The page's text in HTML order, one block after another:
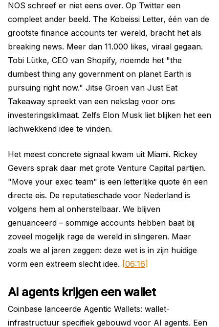
NOS schreef er niet eens over. Op Twitter een
compleet ander beeld. The Kobeissi Letter, één van de
grootste finance accounts ter wereld, bracht het als
breaking news. Meer dan 11.000 likes, viraal gegaan.
Tobi Lütke, CEO van Shopify, noemde het "the
dumbest thing any government on planet Earth is
pursuing right now." Jitse Groen van Just Eat
Takeaway spreekt van een nekslag voor ons
investeringsklimaat. Zelfs Elon Musk liet blijken het een
lachwekkend idee te vinden.
Het meest concrete signaal kwam uit Miami. Rickey
Gevers sprak daar met grote Venture Capital partijen.
"Move your exec team" is een letterlijke quote én een
directe eis. De reputatieschade voor Nederland is
volgens hem al onherstelbaar. We blijven
genuanceerd – sommige accounts hebben baat bij
zoveel mogelijk rage de wereld in slingeren. Maar
zoals we al jaren zeggen: deze wet is in zijn huidige
vorm een extreem slecht idee. [06:16]
AI agents krijgen een wallet
Coinbase lanceerde Agentic Wallets: wallet-
infrastructuur specifiek gebouwd voor AI agents. Een